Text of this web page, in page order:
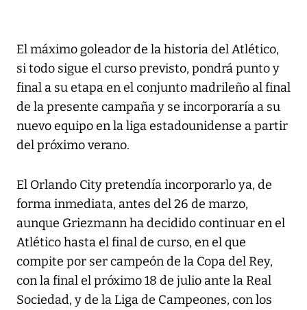
El máximo goleador de la historia del Atlético,
si todo sigue el curso previsto, pondrá punto y
final a su etapa en el conjunto madrileño al final
de la presente campaña y se incorporaría a su
nuevo equipo en la liga estadounidense a partir
del próximo verano.
El Orlando City pretendía incorporarlo ya, de
forma inmediata, antes del 26 de marzo,
aunque Griezmann ha decidido continuar en el
Atlético hasta el final de curso, en el que
compite por ser campeón de la Copa del Rey,
con la final el próximo 18 de julio ante la Real
Sociedad, y de la Liga de Campeones, con los